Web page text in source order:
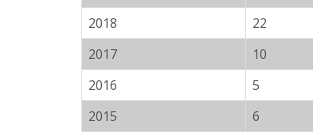
2018
22
2017
10
2016
5
2015
6